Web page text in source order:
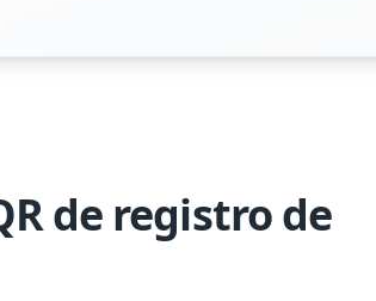
de registro de